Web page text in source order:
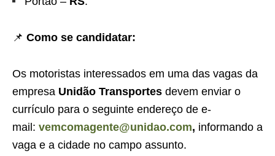
📌 Como se candidatar:
Os motoristas interessados em uma das vagas da
empresa Unidão Transportes devem enviar o
currículo para o seguinte endereço de e-
mail: vemcomagente@unidao.com, informando a
vaga e a cidade no campo assunto.